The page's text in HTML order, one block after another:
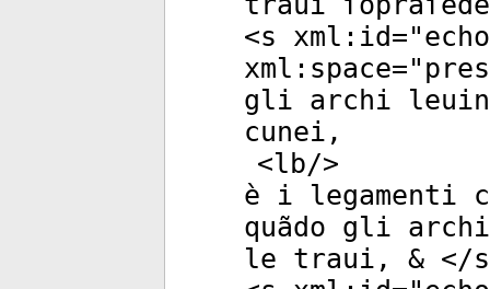
<s xml:id="
xml:space="
gli archi
cunei,
<lb/>
è i legamenti
quãdo gli
le traui, & </s